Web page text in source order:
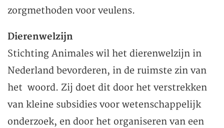
zorgmethoden voor veulens.
Dierenwelzijn
Stichting Animales wil het dierenwelzijn in
Nederland bevorderen, in de ruimste zin van
het woord. Zij doet dit door het verstrekken
van kleine subsidies voor wetenschappelijk
onderzoek, en door het organiseren van een